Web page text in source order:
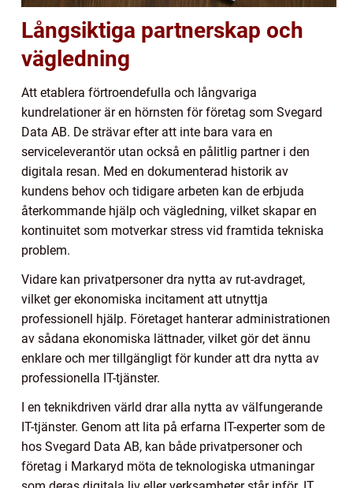
Långsiktiga partnerskap och
vägledning
Att etablera förtroendefulla och långvariga
kundrelationer är en hörnsten för företag som Svegard
Data AB. De strävar efter att inte bara vara en
serviceleverantör utan också en pålitlig partner i den
digitala resan. Med en dokumenterad historik av
kundens behov och tidigare arbeten kan de erbjuda
återkommande hjälp och vägledning, vilket skapar en
kontinuitet som motverkar stress vid framtida tekniska
problem.
Vidare kan privatpersoner dra nytta av rut-avdraget,
vilket ger ekonomiska incitament att utnyttja
professionell hjälp. Företaget hanterar administrationen
av sådana ekonomiska lättnader, vilket gör det ännu
enklare och mer tillgängligt för kunder att dra nytta av
professionella IT-tjänster.
I en teknikdriven värld drar alla nytta av välfungerande
IT-tjänster. Genom att lita på erfarna IT-experter som de
hos Svegard Data AB, kan både privatpersoner och
företag i Markaryd möta de teknologiska utmaningar